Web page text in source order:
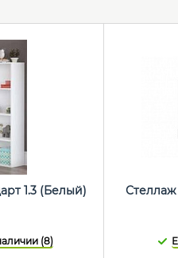
1.3 (Белый)
(8)
Стеллаж